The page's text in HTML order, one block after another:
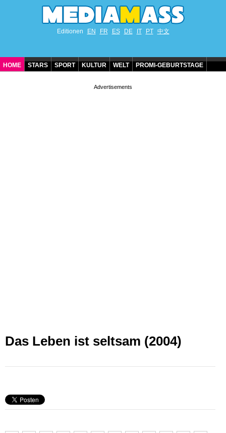
Editionen EN FR ES DE IT PT 中文
HOME STARS SPORT KULTUR WELT PROMI-GEBURTSTAGE
Das Leben ist seltsam (2004)